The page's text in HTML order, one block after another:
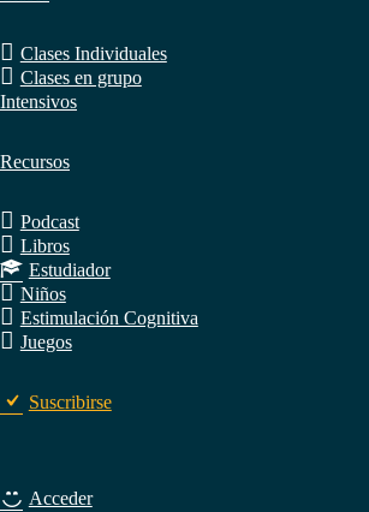
Clases Individuales
Clases en grupo
Intensivos
Recursos
Podcast
Libros
Estudiador
Niños
Estimulación Cognitiva
Juegos
Suscribirse
Acceder